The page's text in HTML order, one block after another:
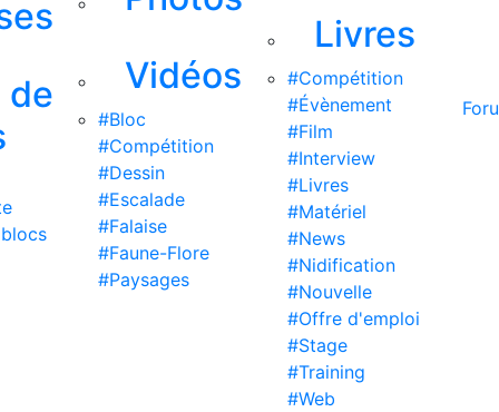
de
Vidéos
#Bloc
#Compétition
#Dessin
#Escalade
#Falaise
#Faune-Flore
#Paysages
Livres
#Compétition
#Évènement
#Film
#Interview
#Livres
#Matériel
#News
#Nidification
#Nouvelle
#Offre d'emploi
#Stage
#Training
#Web